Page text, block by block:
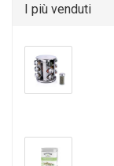
I più venduti